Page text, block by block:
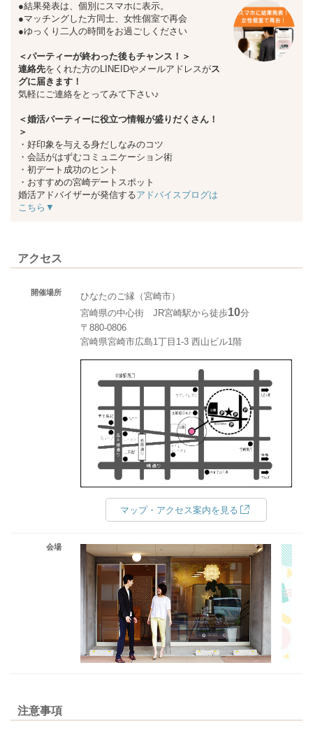
●結果発表は、個別にスマホに表示。
●マッチングした方同士、女性個室で再会
●ゆっくり二人の時間をお過ごしください
＜パーティーが終わった後もチャンス！＞
連絡先をくれた方のLINEIDやメールアドレスがス
グに届きます！
気軽にご連絡をとってみて下さい♪
＜婚活パーティーに役立つ情報が盛りだくさん！
＞
・好印象を与える身だしなみのコツ
・会話がはずむコミュニケーション術
・初デート成功のヒント
・おすすめの宮崎デートスポット
婚活アドバイザーが発信するアドバイスブログは
こちら▼
アクセス
開催場所
ひなたのご縁（宮崎市）
宮崎県の中心街 JR宮崎駅から徒歩10分
〒880-0806
宮崎県宮崎市広島1丁目1-3 西山ビル1階
マップ・アクセス案内を見る
会場
注意事項